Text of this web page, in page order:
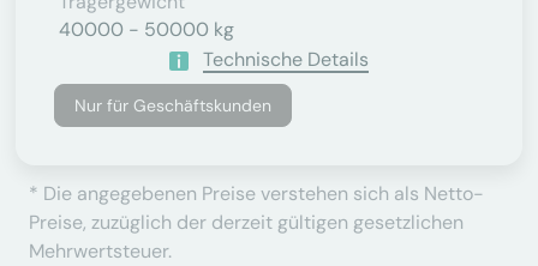
40000 - 50000 kg
Technische Details
Nur für Geschäftskunden
* Die angegebenen Preise verstehen sich als Netto-
Preise, zuzüglich der derzeit gültigen gesetzlichen
Mehrwertsteuer.